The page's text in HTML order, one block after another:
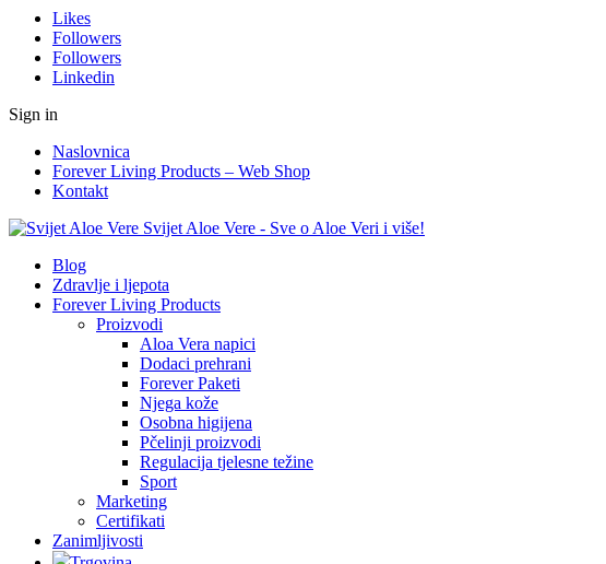
Likes
Followers
Followers
Linkedin
Sign in
Naslovnica
Forever Living Products – Web Shop
Kontakt
Svijet Aloe Vere - Sve o Aloe Veri i više!
Blog
Zdravlje i ljepota
Forever Living Products
Proizvodi
Aloa Vera napici
Dodaci prehrani
Forever Paketi
Njega kože
Osobna higijena
Pčelinji proizvodi
Regulacija tjelesne težine
Sport
Marketing
Certifikati
Zanimljivosti